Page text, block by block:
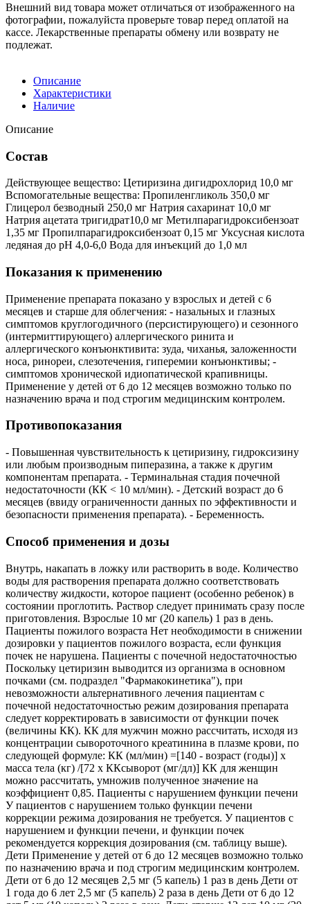
Внешний вид товара может отличаться от изображенного на
фотографии, пожалуйста проверьте товар перед оплатой на
кассе. Лекарственные препараты обмену или возврату не
подлежат.
Описание
Характеристики
Наличие
Описание
Состав
Действующее вещество: Цетиризина дигидрохлорид 10,0 мг
Вспомогательные вещества: Пропиленгликоль 350,0 мг
Глицерол безводный 250,0 мг Натрия сахаринат 10,0 мг
Натрия ацетата тригидрат10,0 мг Метилпарагидроксибензоат
1,35 мг Пропилпарагидроксибензоат 0,15 мг Уксусная кислота
ледяная до pH 4,0-6,0 Вода для инъекций до 1,0 мл
Показания к применению
Применение препарата показано у взрослых и детей с 6
месяцев и старше для облегчения: - назальных и глазных
симптомов круглогодичного (персистирующего) и сезонного
(интермиттирующего) аллергического ринита и
аллергического конъюнктивита: зуда, чиханья, заложенности
носа, ринореи, слезотечения, гиперемии конъюнктивы; -
симптомов хронической идиопатической крапивницы.
Применение у детей от 6 до 12 месяцев возможно только по
назначению врача и под строгим медицинским контролем.
Противопоказания
- Повышенная чувствительность к цетиризину, гидроксизину
или любым производным пиперазина, а также к другим
компонентам препарата. - Терминальная стадия почечной
недостаточности (КК < 10 мл/мин). - Детский возраст до 6
месяцев (ввиду ограниченности данных по эффективности и
безопасности применения препарата). - Беременность.
Способ применения и дозы
Внутрь, накапать в ложку или растворить в воде. Количество
воды для растворения препарата должно соответствовать
количеству жидкости, которое пациент (особенно ребенок) в
состоянии проглотить. Раствор следует принимать сразу после
приготовления. Взрослые 10 мг (20 капель) 1 раз в день.
Пациенты пожилого возраста Нет необходимости в снижении
дозировки у пациентов пожилого возраста, если функция
почек не нарушена. Пациенты с почечной недостаточностью
Поскольку цетиризин выводится из организма в основном
почками (см. подраздел "Фармакокинетика"), при
невозможности альтернативного лечения пациентам с
почечной недостаточностью режим дозирования препарата
следует корректировать в зависимости от функции почек
(величины КК). КК для мужчин можно рассчитать, исходя из
концентрации сывороточного креатинина в плазме крови, по
следующей формуле: КК (мл/мин) =[140 - возраст (годы)] x
масса тела (кг) /[72 x ККсыворот (мг/дл)] КК для женщин
можно рассчитать, умножив полученное значение на
коэффициент 0,85. Пациенты с нарушением функции печени
У пациентов с нарушением только функции печени
коррекции режима дозирования не требуется. У пациентов с
нарушением и функции печени, и функции почек
рекомендуется коррекция дозирования (см. таблицу выше).
Дети Применение у детей от 6 до 12 месяцев возможно только
по назначению врача и под строгим медицинским контролем.
Дети от 6 до 12 месяцев 2,5 мг (5 капель) 1 раз в день Дети от
1 года до 6 лет 2,5 мг (5 капель) 2 раза в день Дети от 6 до 12